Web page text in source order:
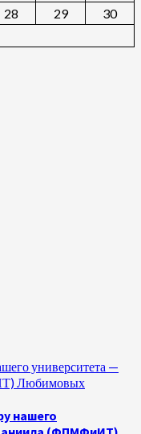
28 29
30
университета —
Любимовых
нашего